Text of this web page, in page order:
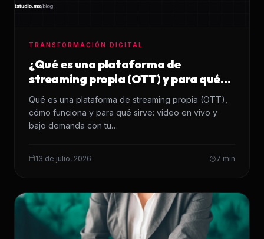
TRANSFORMACIÓN DIGITAL
¿Qué es una plataforma de
streaming propia (OTT) y para qué
sirve?
Qué es una plataforma de streaming propia (OTT),
cómo funciona y para qué sirve: video en vivo y
bajo demanda con tu…
13 de julio, 2026 7 min